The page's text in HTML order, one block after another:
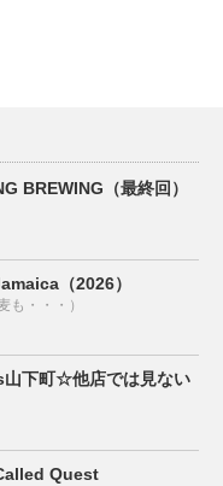
BREWING（最終回）
（2026）
も・・・）
山下町☆他店では見ない
Quest